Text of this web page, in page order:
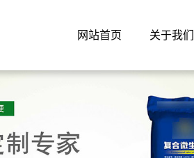
网站首页 关于我们